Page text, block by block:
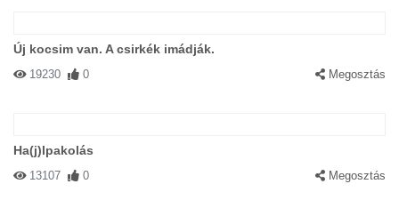
Új kocsim van. A csirkék imádják.
19230 0 Megosztás
Ha(j)lpakolás
13107 0 Megosztás